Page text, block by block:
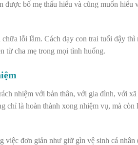
bố mẹ thấu hiểu và cũng muốn hiểu
lỗi lầm. Cách dạy con trai tuổi dậy thì
từ cha mẹ trong mọi tình huống.
nhiệm với bản thân, với gia đình, với
là hoàn thành xong nhiệm vụ, mà còn
đơn giản như giữ gìn vệ sinh cá nhân